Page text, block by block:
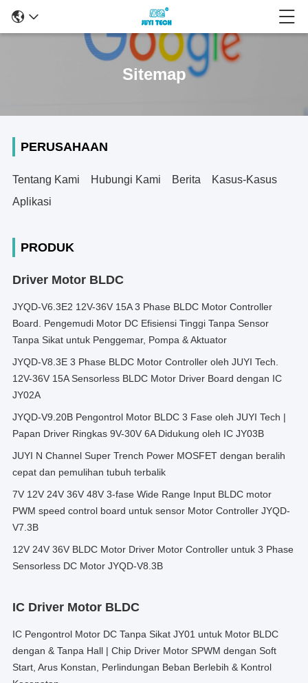
Sitemap
PERUSAHAAN
Tentang Kami Hubungi Kami Berita
Kasus-Kasus
Aplikasi
PRODUK
Driver Motor BLDC
JYQD-V6.3E2 12V-36V 15A 3 Phase BLDC Motor Controller
Board. Pengemudi Motor DC Efisiensi Tinggi Tanpa Sensor
Tanpa Sikat untuk Penggemar, Pompa & Aktuator
JYQD-V8.3E 3 Phase BLDC Motor Controller oleh JUYI Tech.
12V-36V 15A Sensorless BLDC Motor Driver Board dengan IC
JY02A
JYQD-V9.20B Pengontrol Motor BLDC 3 Fase oleh JUYI Tech |
Papan Driver Ringkas 9V-30V 6A Didukung oleh IC JY03B
JUYI N Channel Super Trench Power MOSFET dengan beralih
cepat dan pemulihan tubuh terbalik
7V 12V 24V 36V 48V 3-fase Wide Range Input BLDC motor
PWM speed control board untuk sensor Motor Controller JYQD-
V7.3B
12V 24V 36V BLDC Motor Driver Motor Controller untuk 3 Phase
Sensorless DC Motor JYQD-V8.3B
IC Driver Motor BLDC
IC Pengontrol Motor DC Tanpa Sikat JY01 untuk Motor BLDC
dengan & Tanpa Hall | Chip Driver Motor SPWM dengan Soft
Start, Arus Konstan, Perlindungan Beban Berlebih & Kontrol